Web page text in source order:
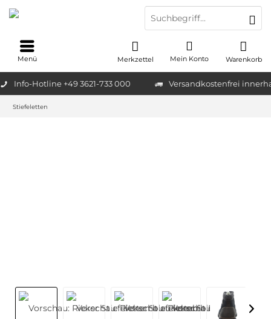
Info-Hotline +49 3621-733 000 Versandkostenfrei
Warenkorb
Merkzettel Mein Konto
Menü
Stiefeletten